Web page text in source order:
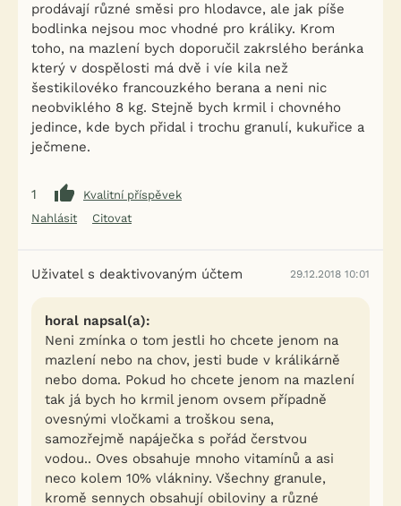
prodávají různé směsi pro hlodavce, ale jak píše
bodlinka nejsou moc vhodné pro králiky. Krom
toho, na mazlení bych doporučil zakrslého beránka
který v dospělosti má dvě i víe kila než
šestikilovéko francouzkého berana a neni nic
neobviklého 8 kg. Stejně bych krmil i chovného
jedince, kde bych přidal i trochu granulí, kukuřice a
ječmene.
1
Kvalitní příspěvek
Nahlásit
Citovat
Uživatel s deaktivovaným účtem 29.12.2018 10:01
horal napsal(a):
Neni zmínka o tom jestli ho chcete jenom na
mazlení nebo na chov, jesti bude v králikárně
nebo doma. Pokud ho chcete jenom na mazlení
tak já bych ho krmil jenom ovsem případně
ovesnými vločkami a troškou sena,
samozřejmě napáječka s pořád čerstvou
vodou.. Oves obsahuje mnoho vitamínů a asi
neco kolem 10% vlákniny. Všechny granule,
kromě sennych obsahují obiloviny a různé